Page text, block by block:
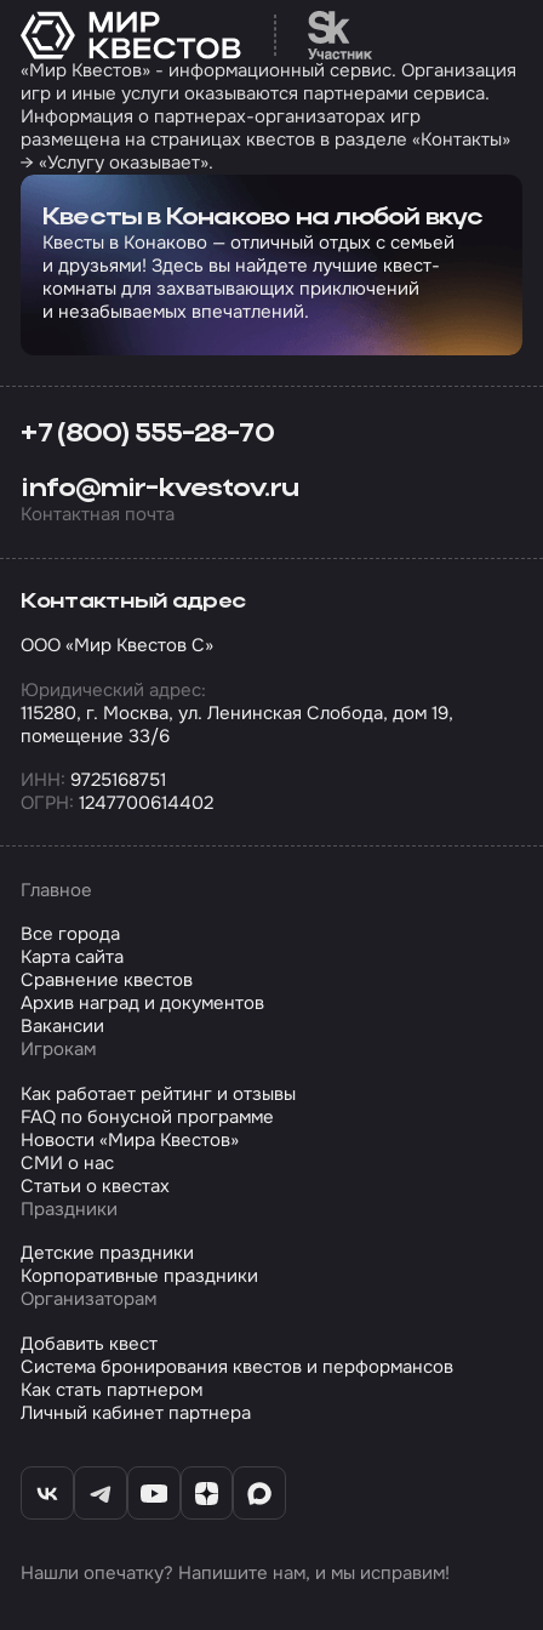
Перейти на сайт
«Мир Квестов» - информационный сервис. Организация
игр и иные услуги оказываются партнерами сервиса.
Информация о партнерах-организаторах игр
размещена на страницах квестов в разделе «Контакты»
→ «Услугу оказывает».
Квесты в Конаково на любой вкус
Квесты в Конаково — отличный отдых с семьей
и друзьями! Здесь вы найдете лучшие квест-
комнаты для захватывающих приключений
и незабываемых впечатлений.
+7 (800) 555-28-70
info@mir-kvestov.ru
Контактная почта
Контактный адрес
ООО «Мир Квестов С»
Юридический адрес:
115280, г. Москва, ул. Ленинская Слобода, дом 19,
помещение 33/6
ИНН: 9725168751
ОГРН: 1247700614402
Главное
Все города
Карта сайта
Сравнение квестов
Архив наград и документов
Вакансии
Игрокам
Как работает рейтинг и отзывы
FAQ по бонусной программе
Новости «Мира Квестов»
СМИ о нас
Статьи о квестах
Праздники
Детские праздники
Корпоративные праздники
Организаторам
Добавить квест
Система бронирования квестов и перформансов
Как стать партнером
Личный кабинет партнера
Нашли опечатку? Напишите нам, и мы исправим!